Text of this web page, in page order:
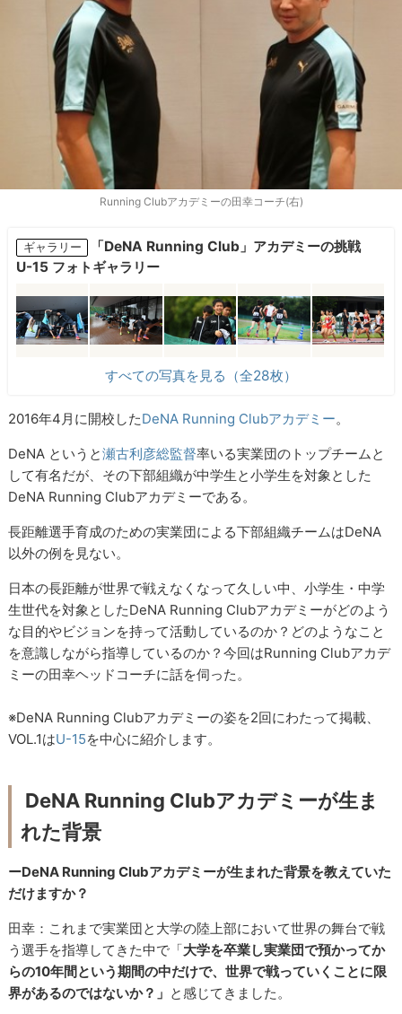
Running Clubアカデミーの田幸コーチ(右)
ギャラリー
「DeNA Running Club」アカデミーの挑戦
U-15 フォトギャラリー
すべての写真を見る（全28枚）
2016年4 月に開校したDeNA Running Clubアカデミー。
DeNA というと瀬古利彦総監督率いる実業団のトップチームと
して有名だが、その下部組織が中学生と小学生を対象とした
DeNA Running Clubアカデミーである。
長距離選手育成のための実業団による下部組織チームはDeNA
以外の例を見ない。
日本の長距離が世界で戦えなくなって久しい中、小学生・中学
生世代を対象としたDeNA Running Clubアカデミーがどのよう
な目的やビジョンを持って活動しているのか？どのようなこと
を意識しながら指導しているのか？今回はRunning Clubアカデ
ミーの田幸ヘッドコーチに話を伺った。
※DeNA Running Clubアカデミーの姿を2回にわたって掲載、
VOL.1はU-15を中心に紹介します。
DeNA Running Clubアカデミーが生ま
れた背景
ーDeNA Running Clubアカデミーが生まれた背景を教えていた
だけますか？
田幸：これまで実業団と大学の陸上部において世界の舞台で戦
う選手を指導してきた中で「大学を卒業し実業団で預かってか
らの10年間という期間の中だけで、世界で戦っていくことに限
界があるのではないか？」 と感じてきました。